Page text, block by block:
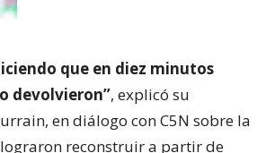
que en diez minutos
devolvieron”, explicó su
en diálogo con C5N sobre la
reconstruir a partir de